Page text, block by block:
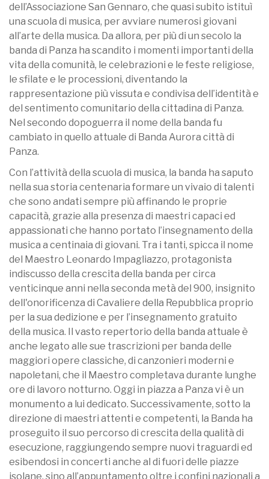
dell’Associazione San Gennaro, che quasi subito istituì
una scuola di musica, per avviare numerosi giovani
all’arte della musica. Da allora, per più di un secolo la
banda di Panza ha scandito i momenti importanti della
vita della comunità, le celebrazioni e le feste religiose,
le sfilate e le processioni, diventando la
rappresentazione più vissuta e condivisa dell’identità e
del sentimento comunitario della cittadina di Panza.
Nel secondo dopoguerra il nome della banda fu
cambiato in quello attuale di Banda Aurora città di
Panza.
Con l’attività della scuola di musica, la banda ha saputo
nella sua storia centenaria formare un vivaio di talenti
che sono andati sempre più affinando le proprie
capacità, grazie alla presenza di maestri capaci ed
appassionati che hanno portato l’insegnamento della
musica a centinaia di giovani. Tra i tanti, spicca il nome
del Maestro Leonardo Impagliazzo, protagonista
indiscusso della crescita della banda per circa
venticinque anni nella seconda metà del 900, insignito
dell'onorificenza di Cavaliere della Repubblica proprio
per la sua dedizione e per l’insegnamento gratuito
della musica. Il vasto repertorio della banda attuale è
anche legato alle sue trascrizioni per banda delle
maggiori opere classiche, di canzonieri moderni e
napoletani, che il Maestro completava durante lunghe
ore di lavoro notturno. Oggi in piazza a Panza vi è un
monumento a lui dedicato. Successivamente, sotto la
direzione di maestri attenti e competenti, la Banda ha
proseguito il suo percorso di crescita della qualità di
esecuzione, raggiungendo sempre nuovi traguardi ed
esibendosi in concerti anche al di fuori delle piazze
isolane, sino all’appuntamento oltre i confini nazionali a